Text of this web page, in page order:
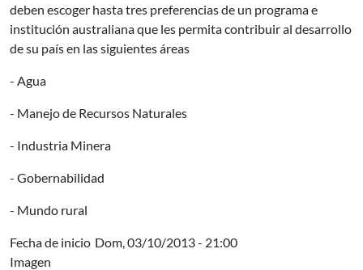
deben escoger hasta tres preferencias de un programa e
institución australiana que les permita contribuir al desarrollo
de su país en las siguientes áreas
- Agua
- Manejo de Recursos Naturales
- Industria Minera
- Gobernabilidad
- Mundo rural
Fecha de inicio Dom, 03/10/2013 - 21:00
Imagen